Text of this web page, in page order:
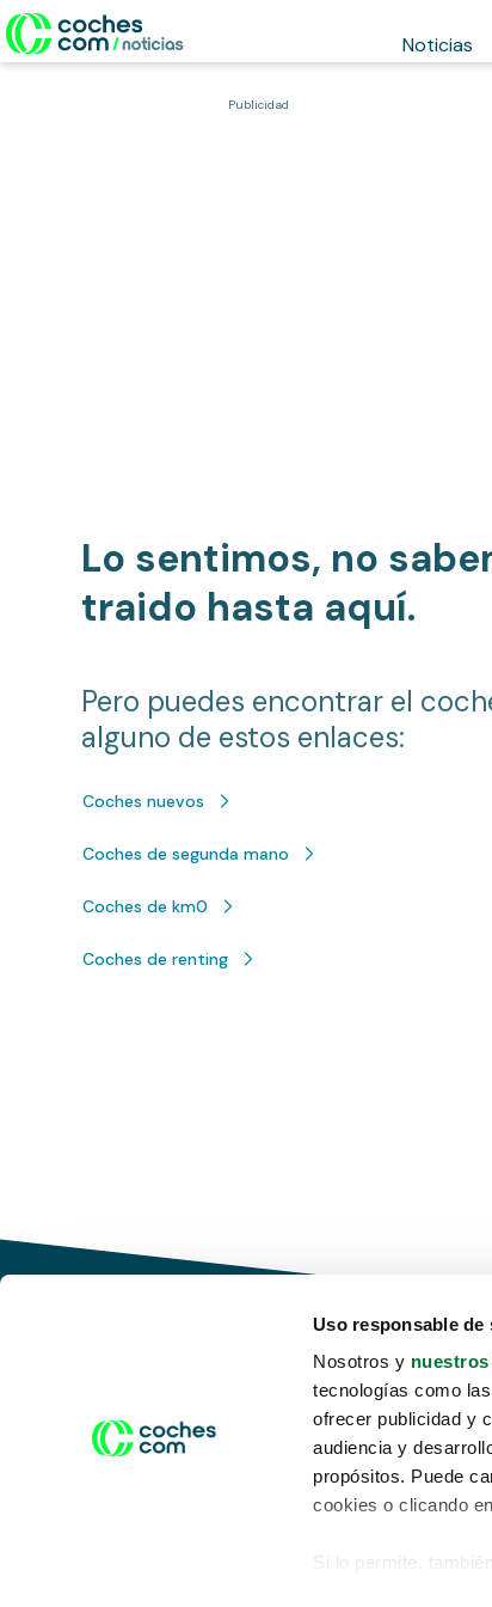
Uso responsable de
Nosotros y
tecnologías como
ofrecer publicidad y
audiencia y
propósitos. Puede
cookies o clicando
Si lo permite,
Noticias
Publicidad
Lo sentimos, no
traido hasta aquí.
Pero puedes encontrar el
alguno de estos enlaces:
Coches nuevos
Coches de segunda mano
Coches de km0
Coches de renting
Conduce tu futuro,
desata tu movilidad